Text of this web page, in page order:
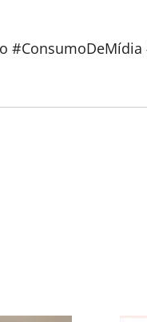
#ConsumoDeMídia